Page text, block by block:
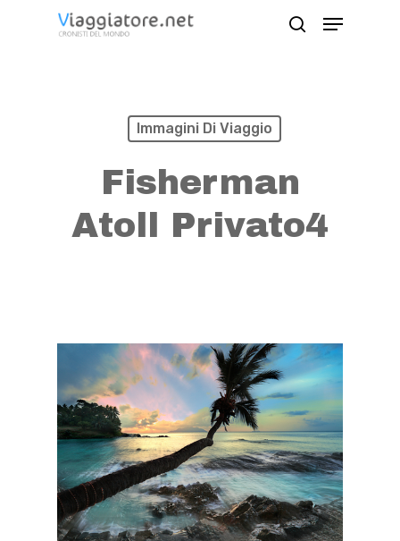
Menu
Immagini Di Viaggio
Fisherman
Atoll Privato4